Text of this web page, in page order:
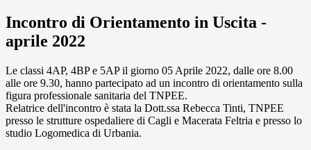
Incontro di Orientamento in Uscita -
aprile 2022
Le classi 4AP, 4BP e 5AP il giorno 05 Aprile 2022, dalle ore 8.00
alle ore 9.30, hanno partecipato ad un incontro di orientamento sulla
figura professionale sanitaria del TNPEE.
Relatrice dell'incontro è stata la Dott.ssa Rebecca Tinti, TNPEE
presso le strutture ospedaliere di Cagli e Macerata Feltria e presso lo
studio Logomedica di Urbania.